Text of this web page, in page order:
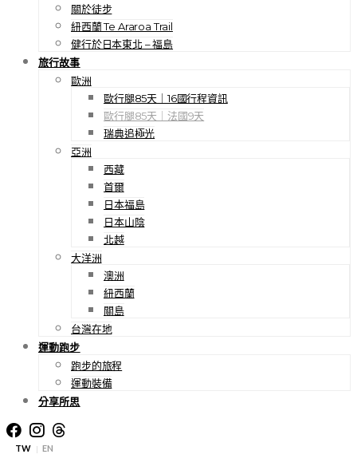
關於徒步
紐西蘭 Te Araroa Trail
健行於日本東北 – 福島
旅行故事
歐洲
歐行腿85天｜16國行程資訊
歐行腿85天｜法國9天
瑞典追極光
亞洲
西藏
首爾
日本福島
日本山陰
北越
大洋洲
澳洲
紐西蘭
關島
台灣在地
運動跑步
跑步的旅程
運動裝備
分享所思
TW | EN